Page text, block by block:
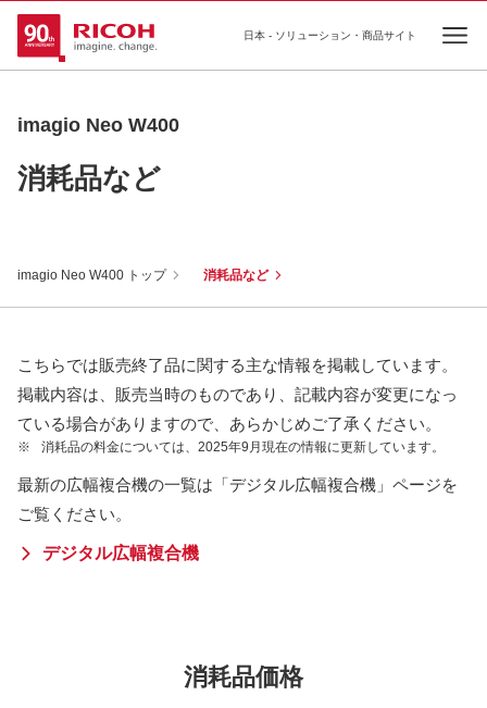
日本 - ソリューション・商品サイト
imagio Neo W400
消耗品など
imagio Neo W400 トップ 消耗品など
こちらでは販売終了品に関する主な情報を掲載しています。
掲載内容は、販売当時のものであり、記載内容が変更になっ
ている場合がありますので、あらかじめご了承ください。
※ 消耗品の料金については、2025年9月現在の情報に更新しています。
最新の広幅複合機の一覧は「デジタル広幅複合機」ページを
ご覧ください。
デジタル広幅複合機
消耗品価格